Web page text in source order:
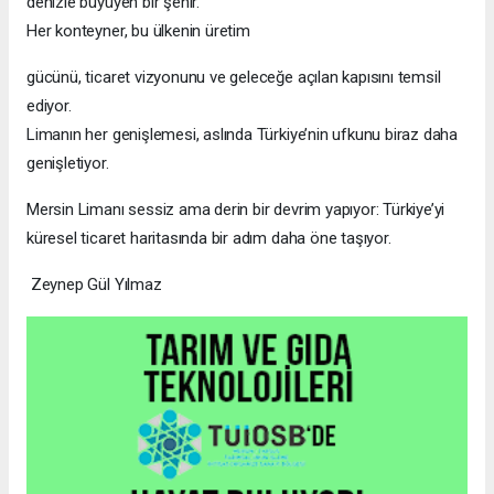
Her konteyner, bu ülkenin üretim
gücünü, ticaret vizyonunu ve geleceğe açılan kapısını temsil
ediyor.
Limanın her genişlemesi, aslında Türkiye’nin ufkunu biraz daha
genişletiyor.
Mersin Limanı sessiz ama derin bir devrim yapıyor: Türkiye’yi
küresel ticaret haritasında bir adım daha öne taşıyor.
Zeynep Gül Yılmaz